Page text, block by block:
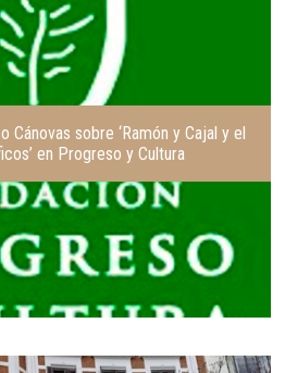
Cánovas sobre ‘Ramón y Cajal y el
en Progreso y Cultura